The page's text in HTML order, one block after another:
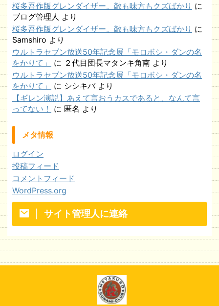
桜多吾作版グレンダイザー。敵も味方もクズばかり に
ブログ管理人 より
桜多吾作版グレンダイザー。敵も味方もクズばかり に
Samshiro より
ウルトラセブン放送50年記念展「モロボシ・ダンの名
をかりて」
に ２代目団長マタンキ角南 より
ウルトラセブン放送50年記念展「モロボシ・ダンの名
をかりて」
に シシキバより
【ギレン演説】あえて言おうカスであると、なんて言
ってない！
に 匿名 より
メタ情報
ログイン
投稿フィード
コメントフィード
WordPress.org
サイト管理人に連絡